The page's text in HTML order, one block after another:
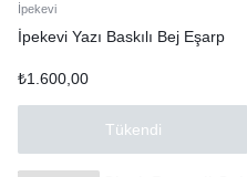
İpekevi
İpekevi Yazı Baskılı Bej Eşarp
₺1.600,00
Tükendi